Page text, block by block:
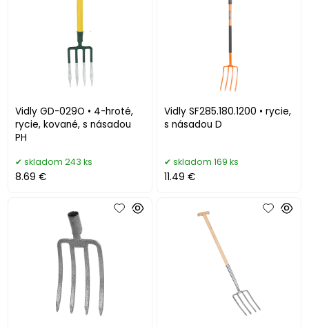
Vidly GD-029O • 4-hroté,
rycie, kované, s násadou
PH
skladom 243 ks
8.69 €
Vidly SF285.180.1200 • rycie,
s násadou D
skladom 169 ks
11.49 €